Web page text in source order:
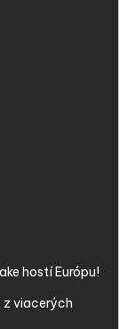
hostí Európu!
z viacerých